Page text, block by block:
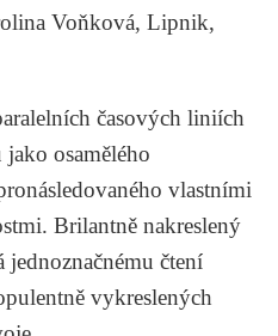
Voňková, Lipnik,
časových liniích
osamělého
vlastními
Brilantně nakreslený
jednoznačnému čtení
vykreslených